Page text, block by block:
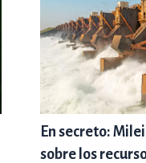
En secreto:
sobre los